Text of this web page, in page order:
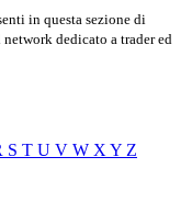
in questa sezione di
dedicato a trader ed
S T U V W X Y Z